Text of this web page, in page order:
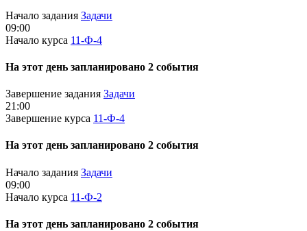
Начало задания Задачи
09:00
Начало курса 11-Ф-4
На этот день запланировано 2 события
Завершение задания Задачи
21:00
Завершение курса 11-Ф-4
На этот день запланировано 2 события
Начало задания Задачи
09:00
Начало курса 11-Ф-2
На этот день запланировано 2 события